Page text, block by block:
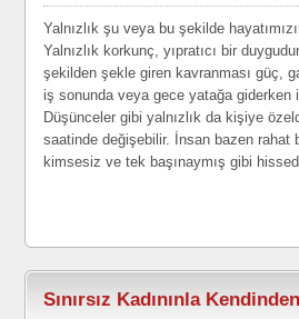
Yalnızlık şu veya bu şekilde
Yalnızlık korkunç, yıpratıcı bir
şekilden şekle giren kavranması güç,
iş sonunda veya gece yatağa giderken
Düşünceler gibi yalnızlık da kişiye
saatinde değişebilir. İnsan bazen rahat
kimsesiz ve tek başınaymış gibi
Sınırsız Kadınınla